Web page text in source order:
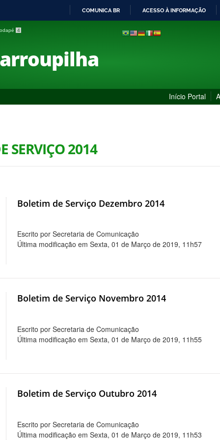
PARA
COMUNICA BR ACESSO À INFORMAÇÃO
4
Início Portal
SERVIÇO 2014
Boletim de Serviço Dezembro 2014
Escrito por Secretaria de Comunicação
Última modificação em Sexta, 01 de Março de 2019, 11h57
Boletim de Serviço Novembro 2014
Escrito por Secretaria de Comunicação
Última modificação em Sexta, 01 de Março de 2019, 11h55
Boletim de Serviço Outubro 2014
Escrito por Secretaria de Comunicação
Última modificação em Sexta, 01 de Março de 2019, 11h53